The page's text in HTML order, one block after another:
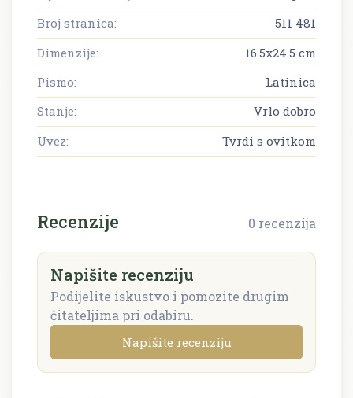
Broj stranica:
511 481
Dimenzije:
16.5x24.5 cm
Pismo:
Latinica
Stanje:
Vrlo dobro
Uvez:
Tvrdi s ovitkom
Recenzije 0 recenzija
Napišite recenziju
Podijelite iskustvo i pomozite drugim
čitateljima pri odabiru.
Napišite recenziju